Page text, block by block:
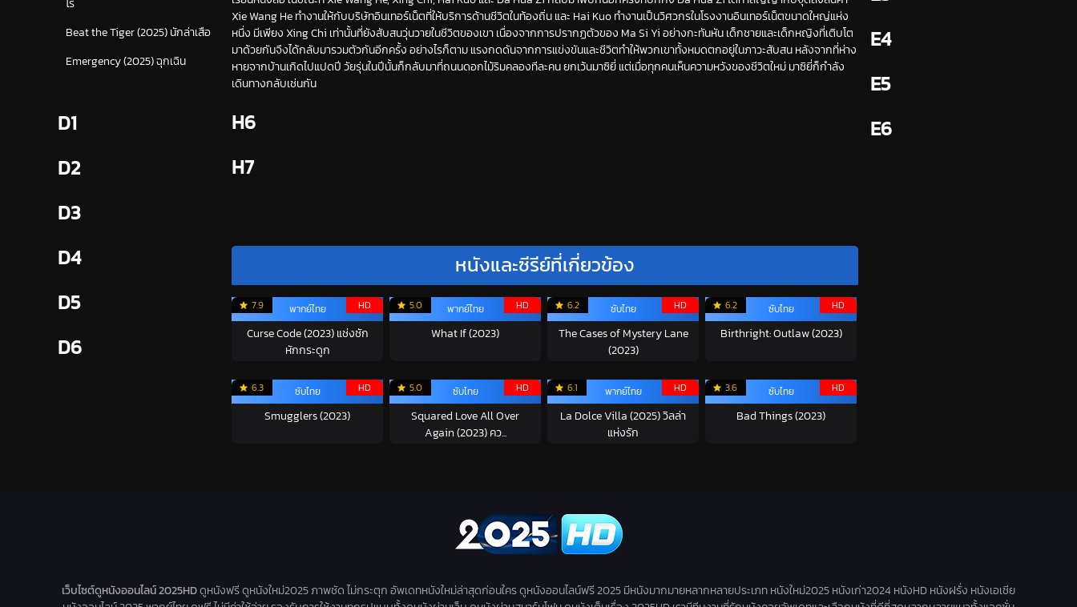
โร่
Beat the Tiger (2025) นักล่าเสือ
Emergency (2025) ฉุกเฉิน
D1
D2
D3
D4
D5
D6
Xie Wang He ทำงานให้กับบริษัทอินเทอร์เน็ตที่ให้บริการด้านชีวิตในท้องถิ่น และ Hai Kuo ทำงานเป็นวิศวกรในโรงงานอินเทอร์เน็ตขนาดใหญ่แห่ง
หนึ่ง มีเพียง Xing Chi เท่านั้นที่ยังสับสนวุ่นวายในชีวิตของเขา เนื่องจากการปรากฏตัวของ Ma Si Yi อย่างกะทันหัน เด็กชายและเด็กหญิงที่เติบโต
มาด้วยกันจึงได้กลับมารวมตัวกันอีกครั้ง อย่างไรก็ตาม แรงกดดันจากการแข่งขันและชีวิตทำให้พวกเขาทั้งหมดตกอยู่ในภาวะสับสน หลังจากที่ห่าง
หายจากบ้านเกิดไปแปดปี วัยรุ่นในปีนั้นก็กลับมาที่ถนนดอกไม้ริมคลองทีละคน ยกเว้นมาซิยี่ แต่เมื่อทุกคนเห็นความหวังของชีวิตใหม่ มาซิยี่ก็กำลัง
เดินทางกลับเช่นกัน
H6
H7
หนังและซีรีย์ที่เกี่ยวข้อง
7.9 HD
พากย์ไทย
Curse Code (2023) แช่งชัก
หักกระดูก
5.0 HD
พากย์ไทย
What If (2023)
6.2 HD
ซับไทย
The Cases of Mystery Lane
(2023)
6.2 HD
ซับไทย
Birthright: Outlaw (2023)
6.3 HD
ซับไทย
Smugglers (2023)
5.0 HD
ซับไทย
Squared Love All Over
Again (2023) คว...
6.1 HD
พากย์ไทย
La Dolce Villa (2025) วิลล่า
แห่งรัก
3.6 HD
ซับไทย
Bad Things (2023)
E4
E5
E6
เว็บไซต์ดูหนังออนไลน์ 2025HDดูหนังฟรี ดูหนังใหม่2025 ภาพชัด ไม่กระตุก อัพเดทหนังใหม่ล่าสุดก่อนใคร ดูหนังออนไลน์ฟรี 2025 มีหนังมากมายหลากหลายประเภท หนังใหม่2025 หนังเก่า2024 หนังHD หนังฝรั่ง หนังเอเชีย